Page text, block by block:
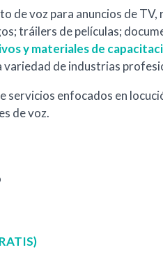
de voz para anuncios de TV,
tráilers de películas;
y materiales de
variedad de industrias
servicios enfocados en
de voz.